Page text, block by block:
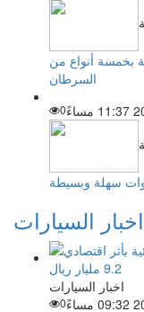
بخمسة أنواع من
السرطان
0
سهلة وبسيطة
اخبار السيارات
اخبار السيارات
0